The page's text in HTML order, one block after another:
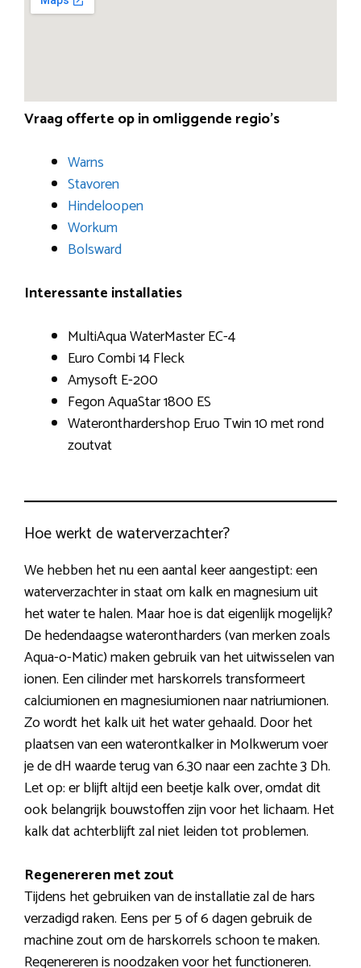
Vraag offerte op in omliggende regio’s
Warns
Stavoren
Hindeloopen
Workum
Bolsward
Interessante installaties
MultiAqua WaterMaster EC-4
Euro Combi 14 Fleck
Amysoft E-200
Fegon AquaStar 1800 ES
Wateronthardershop Eruo Twin 10 met rond
zoutvat
Hoe werkt de waterverzachter?
We hebben het nu een aantal keer aangestipt: een
waterverzachter in staat om kalk en magnesium uit
het water te halen. Maar hoe is dat eigenlijk mogelijk?
De hedendaagse waterontharders (van merken zoals
Aqua-o-Matic) maken gebruik van het uitwisselen van
ionen. Een cilinder met harskorrels transformeert
calciumionen en magnesiumionen naar natriumionen.
Zo wordt het kalk uit het water gehaald. Door het
plaatsen van een waterontkalker in Molkwerum voer
je de dH waarde terug van 6.30 naar een zachte 3 Dh.
Let op: er blijft altijd een beetje kalk over, omdat dit
ook belangrijk bouwstoffen zijn voor het lichaam. Het
kalk dat achterblijft zal niet leiden tot problemen.
Regenereren met zout
Tijdens het gebruiken van de installatie zal de hars
verzadigd raken. Eens per 5 of 6 dagen gebruik de
machine zout om de harskorrels schoon te maken.
Regenereren is noodzaken voor het functioneren.